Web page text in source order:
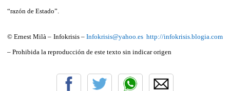
“razón de Estado”.
© Ernest Milà – Infokrisis – Infokrisis@yahoo.es http://infokrisis.blogia.com
– Prohibida la reproducción de este texto sin indicar origen